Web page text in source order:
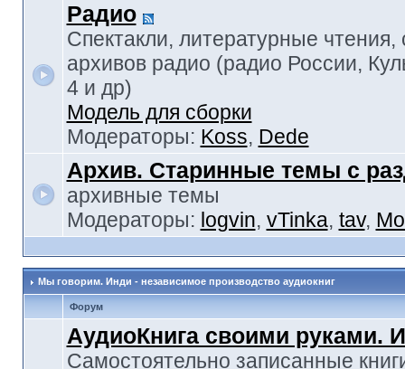
Радио
Спектакли, литературные
архивов радио (радио России,
4 и др)
Модель для сборки
Модераторы: Koss, Dede
Архив. Старинные темы с
архивные темы
Модераторы: logvin, vTinka, tav,
Мы говорим. Инди - независимое производство аудиокниг
Форум
АудиоКнига своими руками.
Самостоятельно записанные